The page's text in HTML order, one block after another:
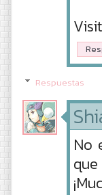
Respuestas
No